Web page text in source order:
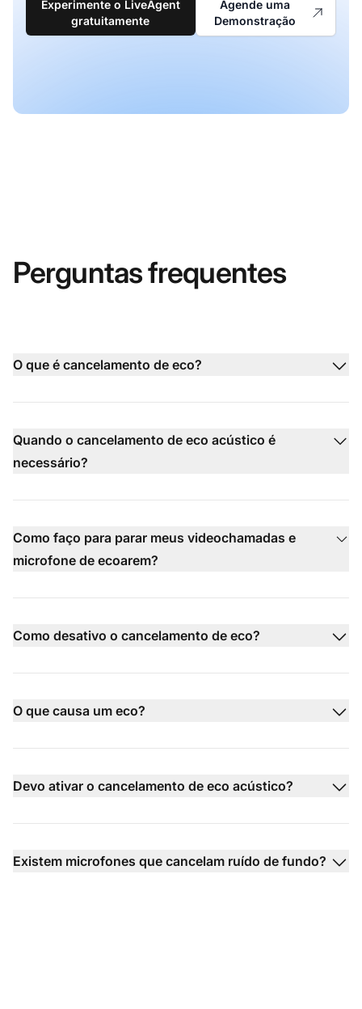
Experimente o LiveAgent
gratuitamente
Agende uma
Demonstração
Perguntas frequentes
O que é cancelamento de eco?
Quando o cancelamento de eco acústico é
necessário?
Como faço para parar meus videochamadas e
microfone de ecoarem?
Como desativo o cancelamento de eco?
O que causa um eco?
Devo ativar o cancelamento de eco acústico?
Existem microfones que cancelam ruído de fundo?